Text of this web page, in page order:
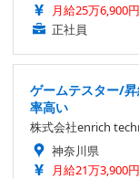
月給25万6,900
正社員
ゲームテスター/
率高い
株式会社enrich
神奈川県
月給21万3,900